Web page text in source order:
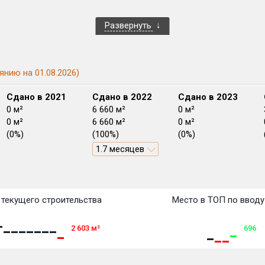
Развернуть
на 01.08.2026)
Сдано в 2021
0 м²
0 м²
(0%)
Сдано в 2022
6 660 м²
6 660 м²
(100%)
1.7 месяцев
Сдано в 2023
0 м²
0 м²
(0%)
строительства
2 603 м²
Место в ТОП по
696